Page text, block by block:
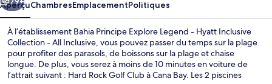
Legend
-
Hyatt
Inclusive
Collection
AperçuChambresEmplacementPolitiques
À l’établissement Bahia Principe Explore Legend - Hyatt Inclusive
Collection - All Inclusive, vous pouvez passer du temps sur la plage
pour profiter des parasols, de boissons sur la plage et chaise
longue. De plus, vous serez à moins de 10 minutes en voiture de
l’attrait suivant : Hard Rock Golf Club à Cana Bay. Les 2 piscines